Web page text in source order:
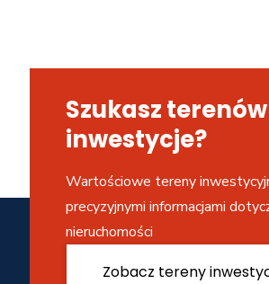
Szukasz
inwestycje?
Wartościowe tereny
precyzyjnymi informacjami
nieruchomości
Zobacz tereny